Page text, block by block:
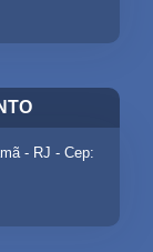
- RJ - Cep: